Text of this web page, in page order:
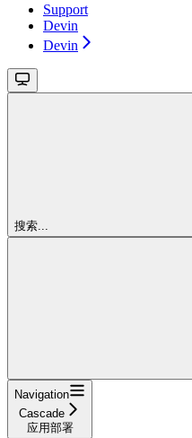
Support
Devin
Devin
搜索...
Navigation
Cascade
应用部署